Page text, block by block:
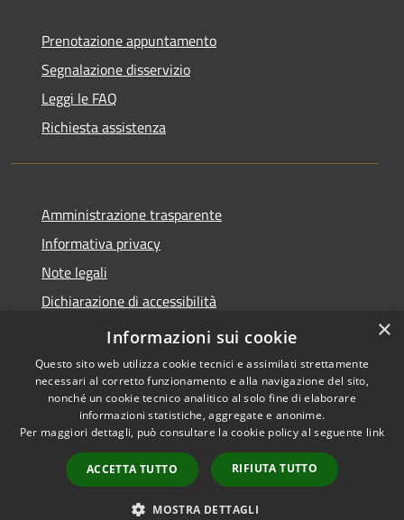
Prenotazione appuntamento
Segnalazione disservizio
Leggi le FAQ
Richiesta assistenza
Amministrazione trasparente
Informativa privacy
Note legali
Dichiarazione di accessibilità
Privacy e protezione dei dati
Accessibilità
Copyright © 2026 • Comune di
Carini • Powered by
Municipium•
Accesso
redazione
×
Informazioni sui cookie
Questo sito web utilizza cookie tecnici e assimilati strettamente
necessari al corretto funzionamento e alla navigazione del sito,
nonché un cookie tecnico analitico al solo fine di elaborare
informazioni statistiche, aggregate e anonime.
Per maggiori dettagli, può consultare la cookie policy al seguente link
ACCETTA TUTTO RIFIUTA TUTTO
MOSTRA DETTAGLI